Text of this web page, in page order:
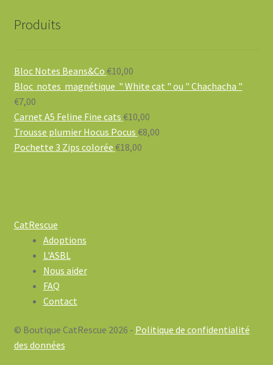
Produits
Bloc Notes Beans&Co €10,00
Bloc notes magnétique " White cat " ou " Chachacha "
€7,00
Carnet A5 Feline Fine cats €10,00
Trousse plumier Hocus Pocus €8,00
Pochette 3 Zips colorée €18,00
CatRescue
Adoptions
L'ASBL
Nous aider
FAQ
Contact
© Boutique CatRescue 2026 - Politique de confidentialité
des données